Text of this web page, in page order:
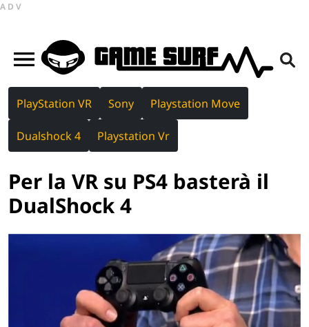
ADV
PlayStation VR Sony Playstation Move
Dualshock 4 Playstation Vr
Per la VR su PS4 basterà il
DualShock 4